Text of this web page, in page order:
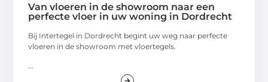
Van vloeren in de showroom naar een
perfecte vloer in uw woning in Dordrecht
Bij Intertegel in Dordrecht begint uw weg naar perfecte
vloeren in de showroom met vloertegels.